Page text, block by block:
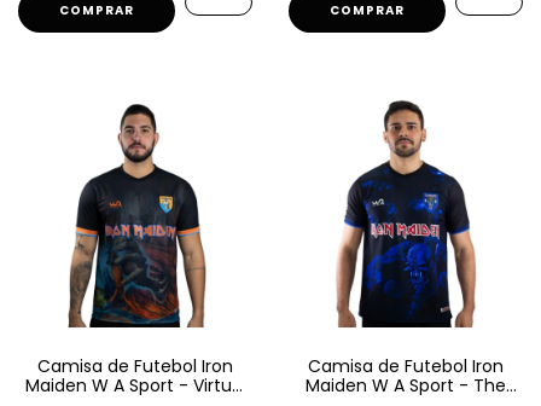
COMPRAR COMPRAR
Camisa de Futebol Iron
Maiden W A Sport - Virtual
Camisa de Futebol Iron
Maiden W A Sport - The